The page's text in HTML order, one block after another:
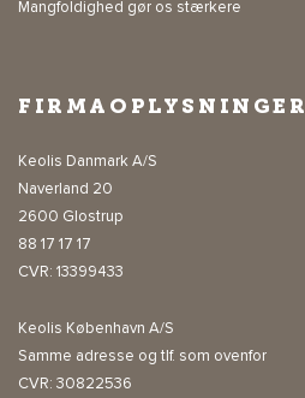
Mangfoldighed gør os stærkere
FIRMAOPLYSNINGER
Keolis Danmark A/S
Naverland 20
2600 Glostrup
88 17 17 17
CVR: 13399433
Keolis København A/S
Samme adresse og tlf. som ovenfor
CVR: 30822536